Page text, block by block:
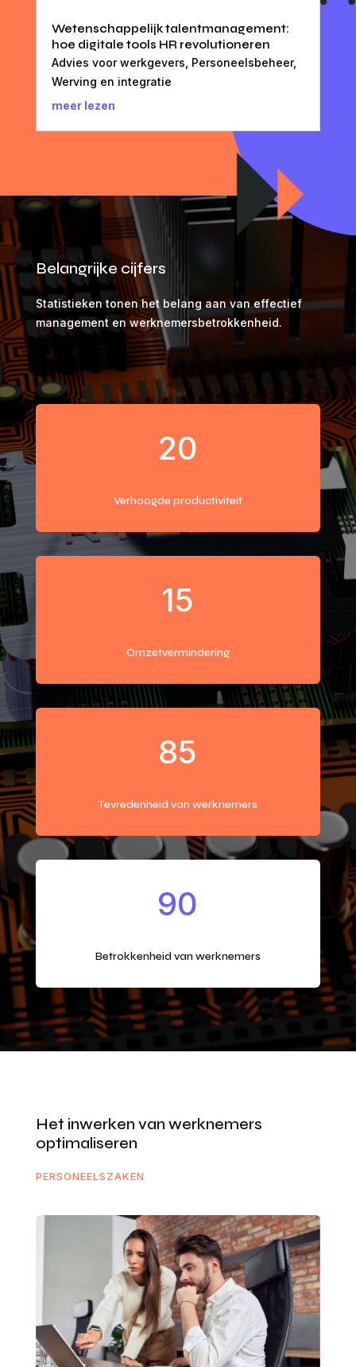
Wetenschappelijk talentmanagement:
hoe digitale tools HR revolutioneren
Advies voor werkgevers Personeelsbeheer,
Werving en integratie
meer lezen
Belangrijke cijfers
Statistieken tonen het belang aan van effectief
management en werknemersbetrokkenheid.
20
Verhoogde productiviteit
15
Omzetvermindering
85
Tevredenheid van werknemers
90
Betrokkenheid van werknemers
Het inwerken van werknemers
optimaliseren
PERSONEELSZAKEN